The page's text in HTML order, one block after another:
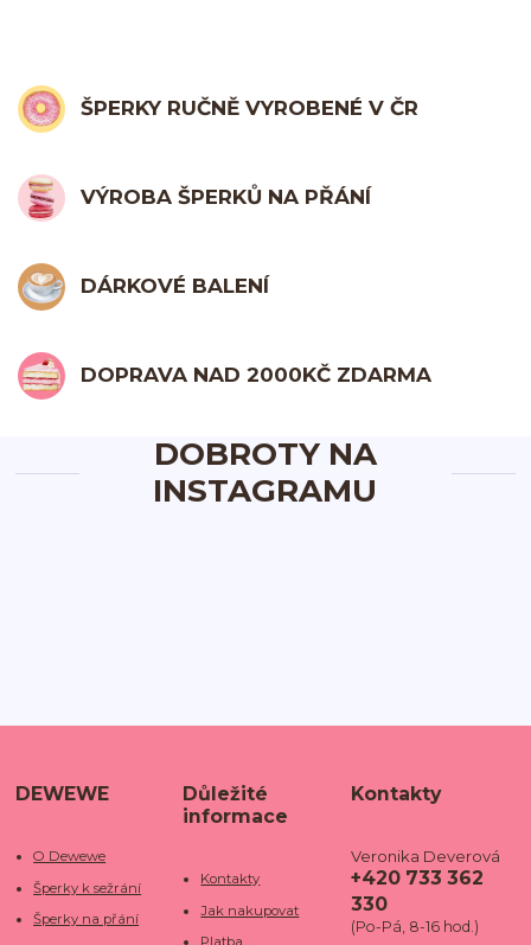
ŠPERKY RUČNĚ VYROBENÉ V ČR
VÝROBA ŠPERKŮ NA PŘÁNÍ
DÁRKOVÉ BALENÍ
DOPRAVA NAD 2000KČ ZDARMA
DOBROTY NA
INSTAGRAMU
DEWEWE
O Dewewe
Šperky k sežrání
Šperky na přání
Důležité
informace
Kontakty
Jak nakupovat
Kontakty
Veronika Deverová
+420 733 362
330
(Po-Pá, 8-16 hod.)